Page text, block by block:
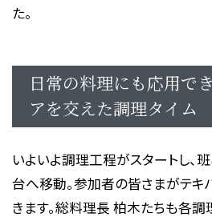
た。
日常の料理にも応用で
アを交えた調理タイム
いよいよ調理工程がスタートし、
台へ移動。参加者の皆さまがテキ
きます。総料理長 柏木たちも各調